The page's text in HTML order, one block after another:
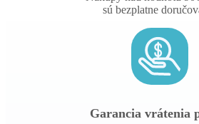
sú bezplatne
Garancia vrátenia